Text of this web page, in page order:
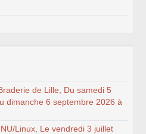
de Lille, Du samedi 5
dimanche 6 septembre 2026 à
Linux, Le vendredi 3 juillet